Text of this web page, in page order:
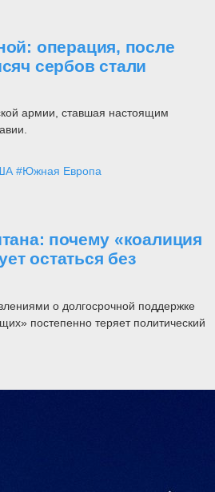
операция, после
сербов стали
армии, ставшая настоящим
#Южная Европа
почему «коалиция
остаться без
о долгосрочной поддержке
постепенно теряет политический